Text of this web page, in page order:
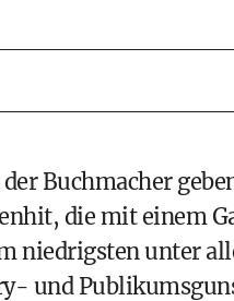
Buchmacher
die mit einem
niedrigsten unter
und